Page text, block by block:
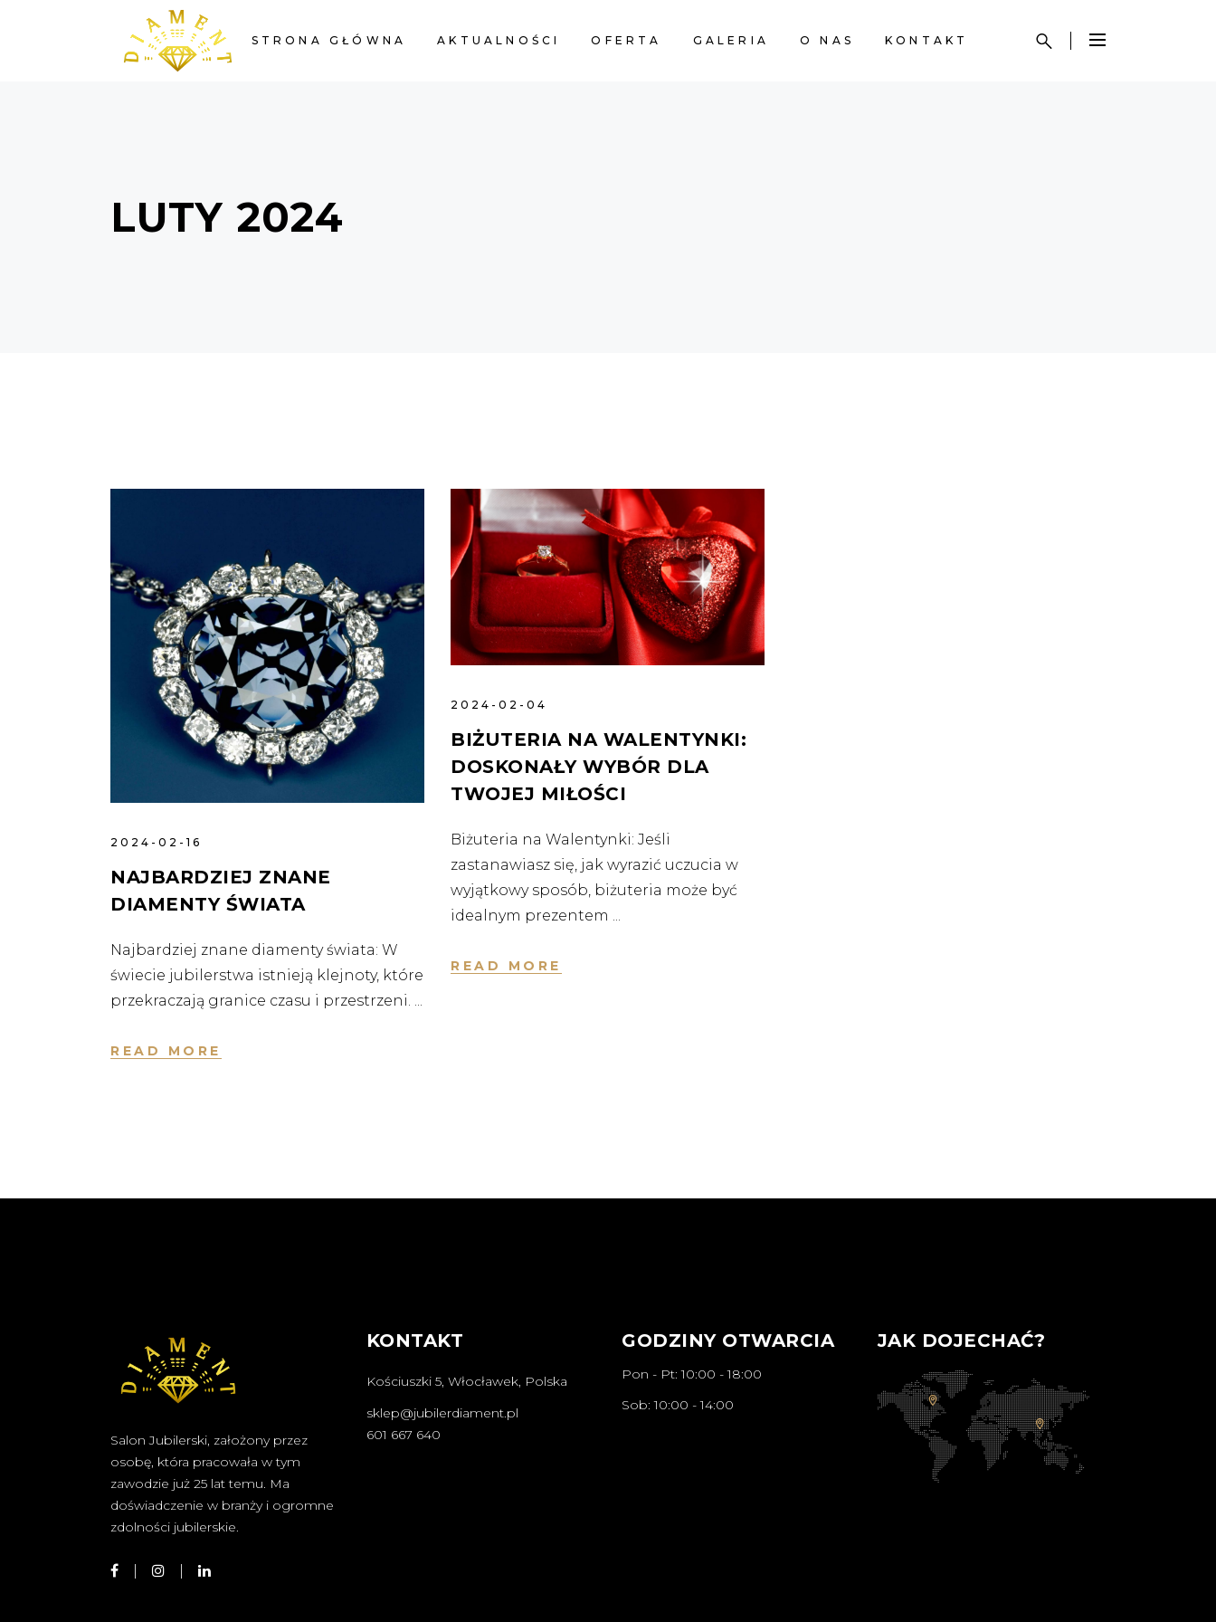
STRONA GŁÓWNA AKTUALNOŚCI OFERTA GALERIA O NAS KONTAKT
LUTY 2024
2024-02-16
NAJBARDZIEJ ZNANE
DIAMENTY ŚWIATA
Najbardziej znane diamenty świata: W
świecie jubilerstwa istnieją klejnoty, które
przekraczają granice czasu i przestrzeni.
READ MORE
2024-02-04
BIŻUTERIA NA WALENTYNKI:
DOSKONAŁY WYBÓR DLA
TWOJEJ MIŁOŚCI
Biżuteria na Walentynki: Jeśli
zastanawiasz się, jak wyrazić uczucia w
wyjątkowy sposób, biżuteria może być
idealnym prezentem
READ MORE
Salon Jubilerski, założony przez
osobę, która pracowała w tym
zawodzie już 25 lat temu. Ma
doświadczenie w branży i ogromne
zdolności jubilerskie.
KONTAKT
Kościuszki 5, Włocławek, Polska
sklep@jubilerdiament.pl
601 667 640
GODZINY OTWARCIA
Pon - Pt: 10:00 - 18:00
Sob: 10:00 - 14:00
JAK DOJECHAĆ?